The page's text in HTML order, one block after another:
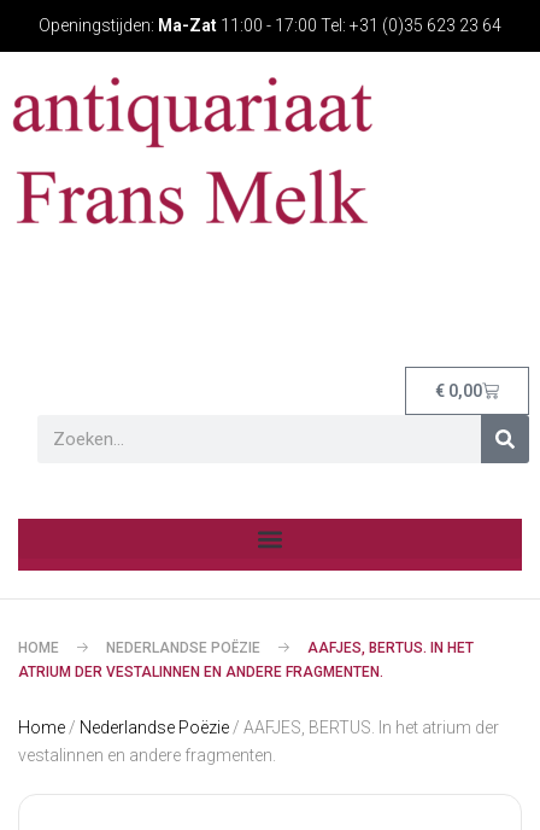
Openingstijden: Ma-Zat 11:00 - 17:00 Tel: +31 (0)35 623 23 64
€ 0,00
HOME NEDERLANDSE POËZIE
AAFJES, BERTUS. IN HET
ATRIUM DER VESTALINNEN EN ANDERE FRAGMENTEN.
Home / Nederlandse Poëzie / AAFJES, BERTUS. In het atrium der
vestalinnen en andere fragmenten.